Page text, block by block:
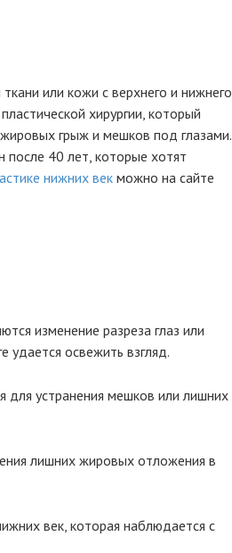
или кожи с верхнего и нижнего
хирургии, который
грыж и мешков под глазами.
40 лет, которые хотят
нижних векможно на сайте
изменение разреза глаз или
удается освежить взгляд.
устранения мешков или лишних
лишних жировых отложения в
век, которая наблюдается с